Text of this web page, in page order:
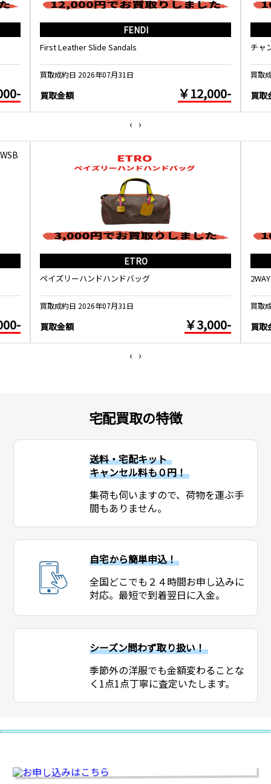
FENDI
First Leather Slide Sandals
買取成約日 2026年07月31日
買取金額 ￥12,000-
チャ
買取
買取
‹ ›
ETRO
ペイズリーハンドハンドバッグ
買取成約日 2026年07月31日
買取金額 ￥3,000-
買取
買取
‹ ›
宅配買取の特徴
送料・宅配キット
キャンセル料も０円！
集荷も伺いますので、荷物を運ぶ手
間もありません。
自宅から簡単申込！
全国どこでも２４時間お申し込みに
対応。最短で到着翌日に入金。
シーズン問わず取り扱い！
季節外の洋服でも金額変わることな
く1点1点丁寧に査定いたします。